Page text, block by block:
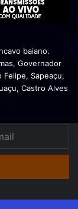
baiano.
Governador
Felipe, Sapeaçu,
Castro Alves